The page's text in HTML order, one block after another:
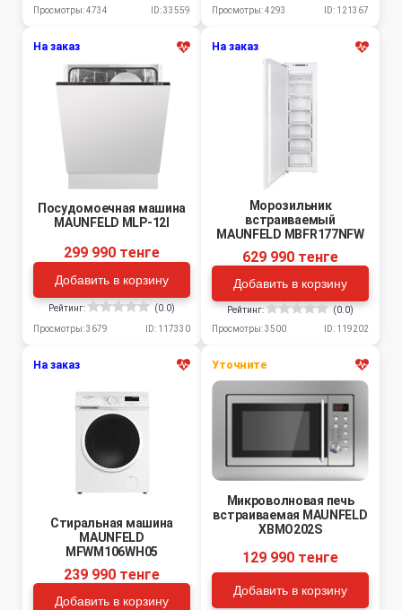
Просмотры: 4734
ID: 33559
Просмотры: 4293
ID: 121367
На заказ
Посудомоечная машина
MAUNFELD MLP-12I
299 990 тенге
Добавить в корзину
Рейтинг: (0.0)
Просмотры: 3679 ID: 117330
На заказ
Морозильник
встраиваемый
MAUNFELD MBFR177NFW
629 990 тенге
Добавить в корзину
Рейтинг:
(0.0)
Просмотры: 3500
ID: 119202
На заказ
Стиральная машина
MAUNFELD
MFWM106WH05
239 990 тенге
Добавить в корзину
Уточните
Микроволновая печь
встраиваемая MAUNFELD
XBMO202S
129 990 тенге
Добавить в корзину